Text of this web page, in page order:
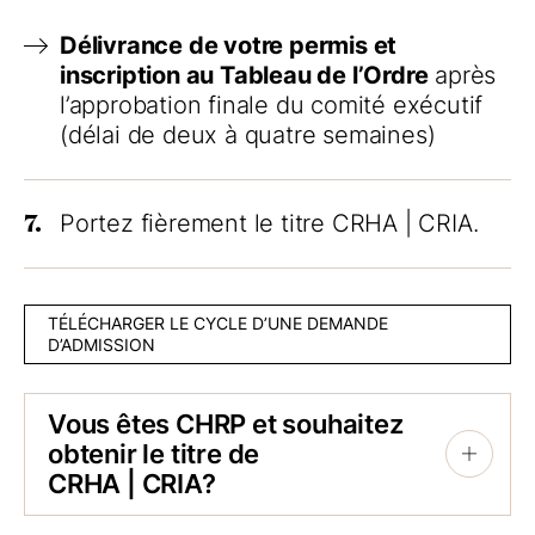
Délivrance de votre permis et
inscription au Tableau de l’Ordreaprès
l’approbation finale du comité exécutif
(délai de deux à quatre semaines)
7. Portez fièrement le titre CRHA | CRIA.
TÉLÉCHARGER LE CYCLE D’UNE DEMANDE
D’ADMISSION
Vous êtes CHRP et souhaitez
obtenir le titre de
CRHA | CRIA?